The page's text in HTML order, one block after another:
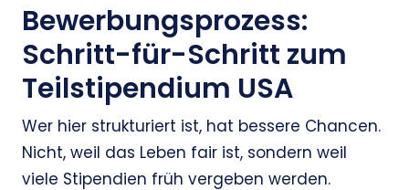
Bewerbungsprozess:
Schritt-für-Schritt zum
Teilstipendium USA
Wer hier strukturiert ist, hat bessere Chancen.
Nicht, weil das Leben fair ist, sondern weil
viele Stipendien früh vergeben werden.